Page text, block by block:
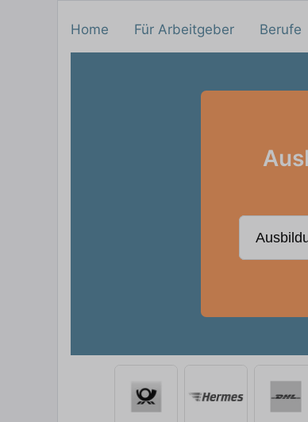
Home Für Arbeitgeber Berufe